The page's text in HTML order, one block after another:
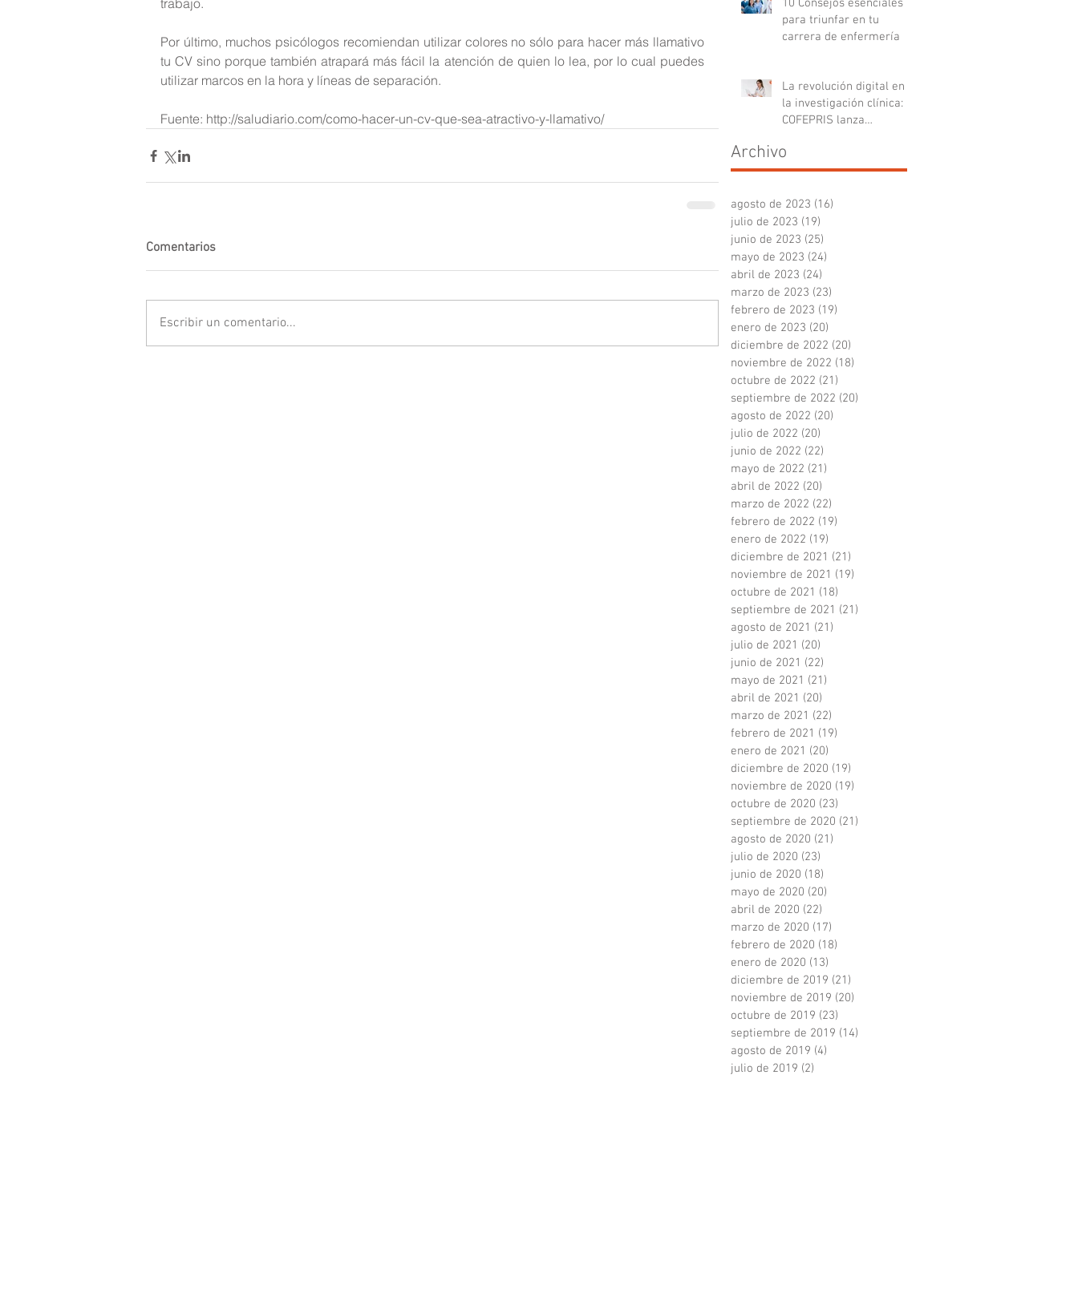
trabajo.
Por último, muchos psicólogos recomiendan utilizar colores no sólo para hacer más llamativo
tu CV sino porque también atrapará más fácil la atención de quien lo lea, por lo cual puedes
utilizar marcos en la hora y líneas de separación.
Fuente: http://saludiario.com/como-hacer-un-cv-que-sea-atractivo-y-llamativo/
Comentarios
Escribir un comentario...
10 Consejos esenciales
para triunfar en tu
carrera de enfermería
La revolución digital en
la investigación clínica:
COFEPRIS lanza
Archivo
agosto de 2023 (16)
julio de 2023 (19)
junio de 2023 (25)
mayo de 2023 (24)
abril de 2023 (24)
marzo de 2023 (23)
febrero de 2023 (19)
enero de 2023 (20)
diciembre de 2022 (20)
noviembre de 2022 (18)
octubre de 2022 (21)
septiembre de 2022 (20)
agosto de 2022 (20)
julio de 2022 (20)
junio de 2022 (22)
mayo de 2022 (21)
abril de 2022 (20)
marzo de 2022 (22)
febrero de 2022 (19)
enero de 2022 (19)
diciembre de 2021 (21)
noviembre de 2021 (19)
octubre de 2021 (18)
septiembre de 2021 (21)
agosto de 2021 (21)
julio de 2021 (20)
junio de 2021 (22)
mayo de 2021 (21)
abril de 2021 (20)
marzo de 2021 (22)
febrero de 2021 (19)
enero de 2021 (20)
diciembre de 2020 (19)
noviembre de 2020 (19)
octubre de 2020 (23)
septiembre de 2020 (21)
agosto de 2020 (21)
julio de 2020 (23)
junio de 2020 (18)
mayo de 2020 (20)
abril de 2020 (22)
marzo de 2020 (17)
febrero de 2020 (18)
enero de 2020 (13)
diciembre de 2019 (21)
noviembre de 2019 (20)
octubre de 2019 (23)
septiembre de 2019 (14)
agosto de 2019 (4)
julio de 2019 (2)